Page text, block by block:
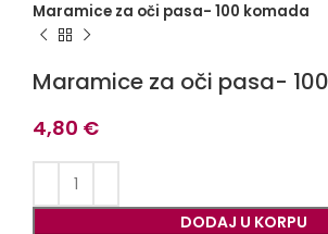
Maramice za oči pasa- 100 komada
Maramice za oči pasa-
4,80 €
DODAJ U KORPU